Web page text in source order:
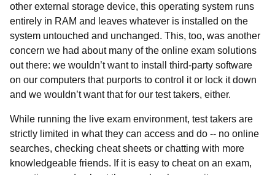
other external storage device, this operating system runs
entirely in RAM and leaves whatever is installed on the
system untouched and unchanged. This, too, was another
concern we had about many of the online exam solutions
out there: we wouldn’t want to install third-party software
on our computers that purports to control it or lock it down
and we wouldn’t want that for our test takers, either.
While running the live exam environment, test takers are
strictly limited in what they can access and do -- no online
searches, checking cheat sheets or chatting with more
knowledgeable friends. If it is easy to cheat on an exam,